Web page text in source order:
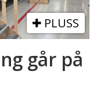
PLUSS
går på